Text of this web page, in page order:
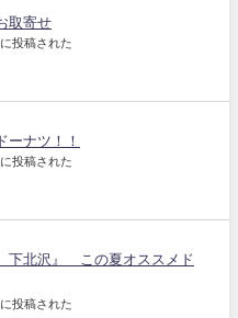
取寄せ
投稿された
ーナツ！！
投稿された
下北沢』 この夏オススメド
投稿された